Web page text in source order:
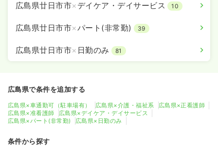
広島県廿日市市× デイケア・デイサービス 10
広島県廿日市市×パート(非常勤) 39
広島県廿日市市× 日勤のみ 81
広島県で条件を追加する
広島県×車通勤可（駐車場有） 広島県×介護・福祉系
広島県×正看護師
広島県×准看護師
広島県×デイケア・デイサービス
広島県×パート(非常勤)
広島県×日勤のみ
条件から探す